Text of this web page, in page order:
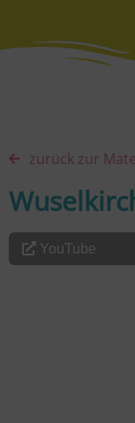
zurück zur
YouTube